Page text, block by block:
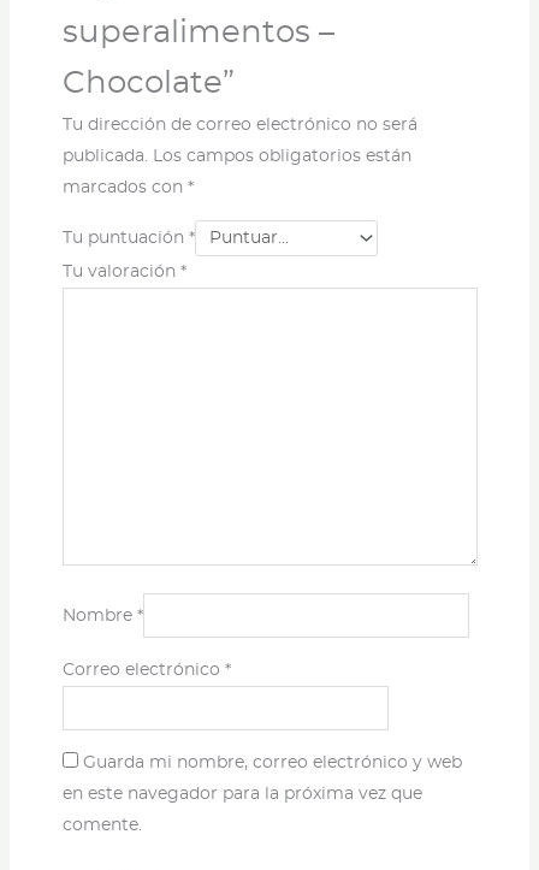
superalimentos –
Chocolate”
Tu dirección de correo electrónico no será
publicada. Los campos obligatorios están
marcados con *
Tu puntuación *
Tu valoración *
Nombre *
Correo electrónico *
Guarda mi nombre, correo electrónico y web
en este navegador para la próxima vez que
comente.